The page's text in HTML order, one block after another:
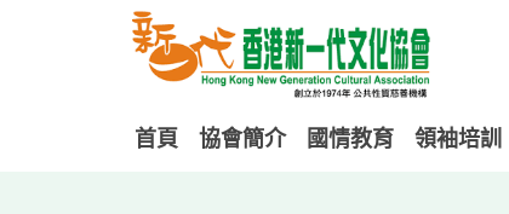
首頁 協會簡介 國情教育 領袖培訓